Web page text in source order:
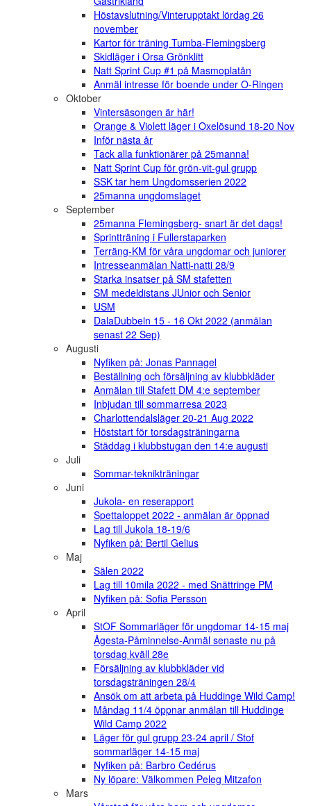
Höstavslutning/Vinterupptakt lördag 26
november
Kartor för träning Tumba-Flemingsberg
Skidläger i Orsa Grönklitt
Natt Sprint Cup #1 på Masmoplatån
Anmäl intresse för boende under O-Ringen
Oktober
Vintersäsongen är här!
Orange & Violett läger i Oxelösund 18-20 Nov
Inför nästa år
Tack alla funktionärer på 25manna!
Natt Sprint Cup för grön-vit-gul grupp
SSK tar hem Ungdomsserien 2022
25manna ungdomslaget
September
25manna Flemingsberg- snart är det dags!
Sprintträning i Fullerstaparken
Terräng-KM för våra ungdomar och juniorer
Intresseanmälan Natti-natti 28/9
Starka insatser på SM stafetten
SM medeldistans JUnior och Senior
USM
DalaDubbeln 15 - 16 Okt 2022 (anmälan
senast 22 Sep)
Augusti
Nyfiken på: Jonas Pannagel
Beställning och försäljning av klubbkläder
Anmälan till Stafett DM 4:e september
Inbjudan till sommarresa 2023
Charlottendalsläger 20-21 Aug 2022
Höststart för torsdagsträningarna
Städdag i klubbstugan den 14:e augusti
Juli
Sommar-teknikträningar
Juni
Jukola- en reserapport
Spettaloppet 2022 - anmälan är öppnad
Lag till Jukola 18-19/6
Nyfiken på: Bertil Gelius
Maj
Sälen 2022
Lag till 10mila 2022 - med Snättringe PM
Nyfiken på: Sofia Persson
April
StOF Sommarläger för ungdomar 14-15 maj
Ågesta-Påminnelse-Anmäl senaste nu på
torsdag kväll 28e
Försäljning av klubbkläder vid
torsdagsträningen 28/4
Ansök om att arbeta på Huddinge Wild Camp!
Måndag 11/4 öppnar anmälan till Huddinge
Wild Camp 2022
Läger för gul grupp 23-24 april / Stof
sommarläger 14-15 maj
Nyfiken på: Barbro Cedérus
Ny löpare: Välkommen Peleg Mitzafon
Mars